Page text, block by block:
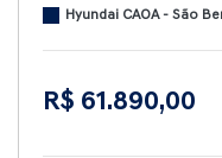
Hyundai CAOA - São
R$ 61.890,00